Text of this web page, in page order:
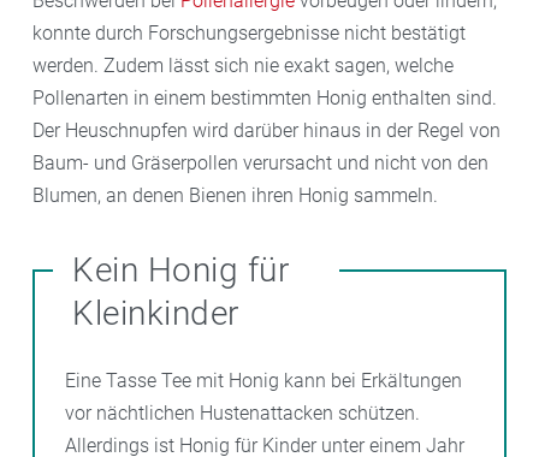
konnte durch Forschungsergebnisse nicht bestätigt
werden. Zudem lässt sich nie exakt sagen, welche
Pollenarten in einem bestimmten Honig enthalten sind.
Der Heuschnupfen wird darüber hinaus in der Regel von
Baum- und Gräserpollen verursacht und nicht von den
Blumen, an denen Bienen ihren Honig sammeln.
Kein Honig für
Kleinkinder
Eine Tasse Tee mit Honig kann bei Erkältungen
vor nächtlichen Hustenattacken schützen.
Allerdings ist Honig für Kinder unter einem Jahr